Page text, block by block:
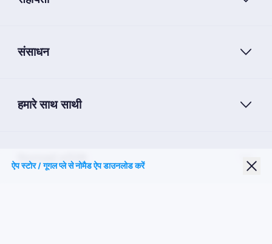
संसाधन
हमारे साथ साथी
Nomad eSIM
ऐप स्टोर / गूगल प्ले से नोमैड ऐप डाउनलोड करें